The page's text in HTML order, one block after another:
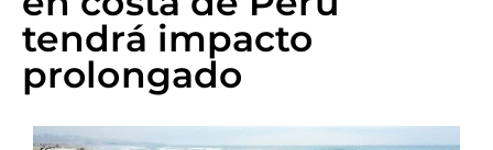
tendrá impacto
prolongado